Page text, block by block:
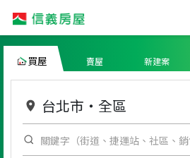
買屋 賣屋 新建案
台北市 ・ 全區